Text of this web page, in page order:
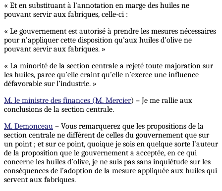
« Et en substituant à l’annotation en marge des huiles ne
pouvant servir aux fabriques, celle-ci :
« Le gouvernement est autorisé à prendre les mesures nécessaires
pour n’appliquer cette disposition qu’aux huiles d’olive ne
pouvant servir aux fabriques. »
« La minorité de la section centrale a rejeté toute majoration sur
les huiles, parce qu’elle craint qu’elle n’exerce une influence
défavorable sur l’industrie. »
M. le ministre des finances (M. Mercier) – Je me rallie aux
conclusions de la section centrale.
M. Demonceau – Vous remarquerez que les propositions de la
section centrale ne différent de celles du gouvernement que sur
un point ; et sur ce point, quoique je sois en quelque sorte l’auteur
de la proposition que le gouvernement a acceptée, en ce qui
concerne les huiles d’olive, je ne suis pas sans inquiétude sur les
conséquences de l’adoption de la mesure appliquée aux huiles qui
servent aux fabriques.